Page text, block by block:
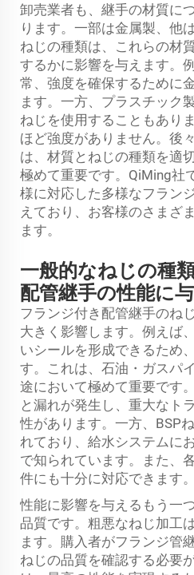
卸売業者も、継手の材質に
ります。一部は金属製、他
ねじの種類は、これらの材
するかに影響を与えます。
常、強度を確保するために
ます。一方、プラスチック
ねじを使用することもあり
ほど強度がありません。後
は、材質とねじの種類を適
極めて重要です。QiMing社
様に対応した多様なフラン
えており、お客様のさまざ
ます。
一般的なねじの種
配管継手の性能に
フランジ付き配管継手のね
大きく影響します。例えば
いシールを形成できるため
す。これは、石油・ガスパ
途において極めて重要です
と漏れが発生し、重大なト
性があります。一方、BSP
れており、給水システムに
で知られています。また、
件にも十分に対応できます。
性能に影響を与えるもう一
品質です。粗悪なねじ加工
ます。購入者がフランジ管
ねじの品質を確認する必要